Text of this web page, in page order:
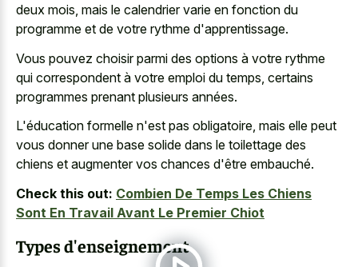
deux mois, mais le calendrier varie en fonction du
programme et de votre rythme d'apprentissage.
Vous pouvez choisir parmi des options à votre rythme
qui correspondent à votre emploi du temps, certains
programmes prenant plusieurs années.
L'éducation formelle n'est pas obligatoire, mais elle peut
vous donner une base solide dans le toilettage des
chiens et augmenter vos chances d'être embauché.
Check this out: Combien De Temps Les Chiens
Sont En Travail Avant Le Premier Chiot
Types d'enseignement